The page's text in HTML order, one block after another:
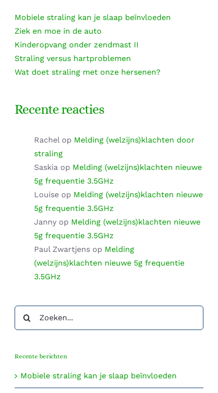
Mobiele straling kan je slaap beïnvloeden
Ziek en moe in de auto
Kinderopvang onder zendmast II
Straling versus hartproblemen
Wat doet straling met onze hersenen?
Recente reacties
Rachelop Melding (welzijns)klachten door
straling
Saskia op Melding (welzijns)klachten nieuwe
5g frequentie 3.5GHz
Louise op Melding (welzijns)klachten nieuwe
5g frequentie 3.5GHz
Janny op Melding (welzijns)klachten nieuwe
5g frequentie 3.5GHz
Paul Zwartjens op Melding
(welzijns)klachten nieuwe 5g frequentie
3.5GHz
naar:
Recente berichten
Mobiele straling kan je slaap beïnvloeden